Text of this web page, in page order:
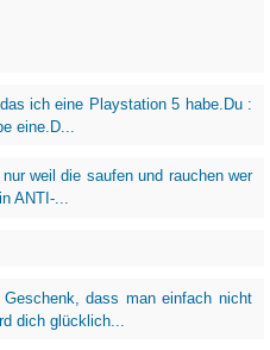
ich eine Playstation 5 habe.Du :
eine.D...
weil die saufen und rauchen wer
ANTI-...
Geschenk, dass man einfach nicht
dich glücklich...